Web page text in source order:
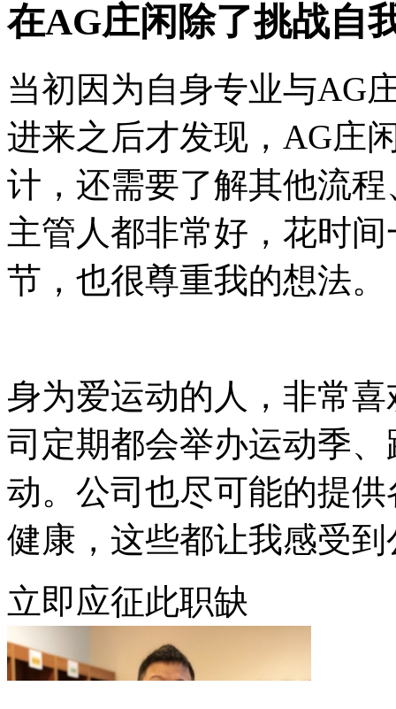
在AG庄闲除了挑战自
当初因为自身专业与AG
进来之后才发现，AG庄
计，还需要了解其他流
主管人都非常好，花时
节，也很尊重我的想法。
身为爱运动的人，非常
司定期都会举办运动季
动。公司也尽可能的提
健康，这些都让我感受
立即应征此职缺